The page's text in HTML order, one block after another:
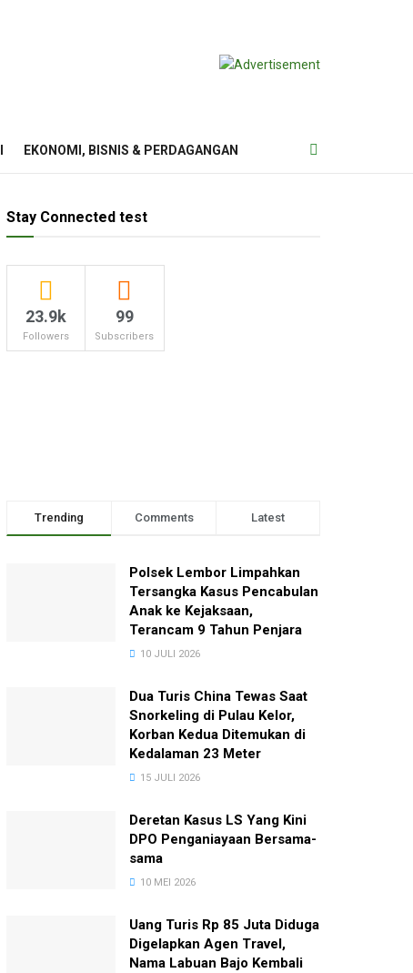
EKONOMI, BISNIS & PERDAGANGAN
Stay Connected test
23.9k
Followers
99
Subscribers
Trending Comments Latest
Polsek Lembor Limpahkan
Tersangka Kasus Pencabulan
Anak ke Kejaksaan,
Terancam 9 Tahun Penjara
10 JULI 2026
Dua Turis China Tewas Saat
Snorkeling di Pulau Kelor,
Korban Kedua Ditemukan di
Kedalaman 23 Meter
15 JULI 2026
Deretan Kasus LS Yang Kini
DPO Penganiayaan Bersama-
sama
10 MEI 2026
Uang Turis Rp 85 Juta Diduga
Digelapkan Agen Travel,
Nama Labuan Bajo Kembali